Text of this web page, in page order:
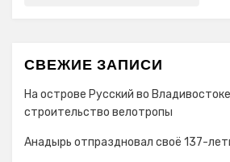
СВЕЖИЕ ЗАПИСИ
На острове Русский во
строительство велотропы
Анадырь отпраздновал своё 137-